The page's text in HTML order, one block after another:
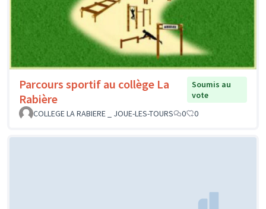
Parcours sportif au collège La
Rabière
Soumis au
vote
COLLEGE LA RABIERE _ JOUE-LES-TOURS
0 0